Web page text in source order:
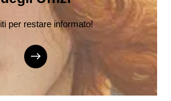
per restare informato!